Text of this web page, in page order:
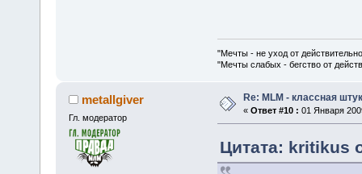
"Мечты - не уход от
"Мечты слабых - бегство от
metallgiver
Гл. модератор
Re: MLM - классная
« Ответ #10 : 01 Января
Цитата: kritikus